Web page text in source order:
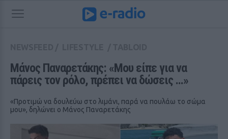
Μάνος Παναρετάκης: «Μου είπε για να
πάρεις τον ρόλο, πρέπει να δώσεις ...»
«Προτιμώ να δουλεύω στο λιμάνι, παρά να πουλάω το σώμα
μου», δηλώνει ο Μάνος Παναρετάκης